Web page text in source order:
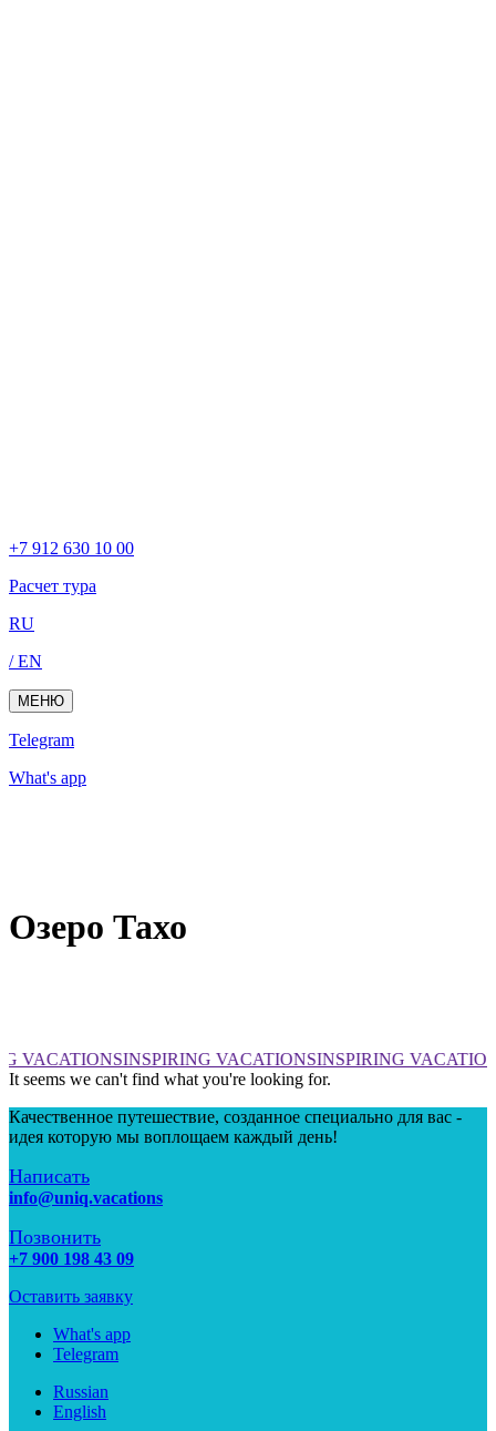
+7 912 630 10 00
Расчет тура
RU
/ EN
МЕНЮ
Telegram
What's app
Озеро Тахо
VACATIONSINSPIRING VACATIONSINSPIRING
It seems we can't find what you're looking for.
Качественное путешествие, созданное специально для вас -
идея которую мы воплощаем каждый день!
Написать
info@uniq.vacations
Позвонить
+7 900 198 43 09
Оставить заявку
What's app
Telegram
Russian
English